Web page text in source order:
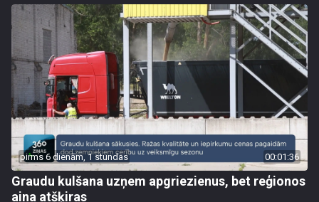
pirms 6 dienām, 1 stundas 00:01:36
Graudu kulšana uzņem apgriezienus, bet reģionos
aina atšķiras